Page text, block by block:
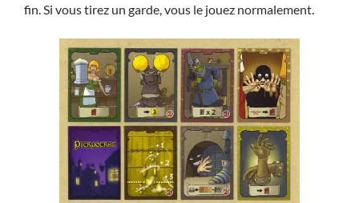
fin. Si vous tirez un garde, vous le jouez normalement.